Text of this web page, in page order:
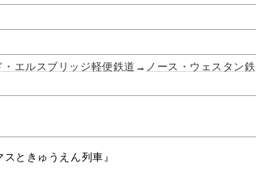
エルスブリッジ軽便鉄道 → ノース・ウェスタン鉄
スときゅうえん列車』